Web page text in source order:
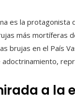
es la protagonista
más mortíferas
brujas en el País
a la